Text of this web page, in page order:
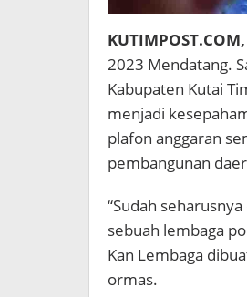
2023 Mendatang.
Kabupaten Kutai
menjadi
plafon anggaran
pembangunan
“Sudah
sebuah lembaga
Kan Lembaga
ormas.